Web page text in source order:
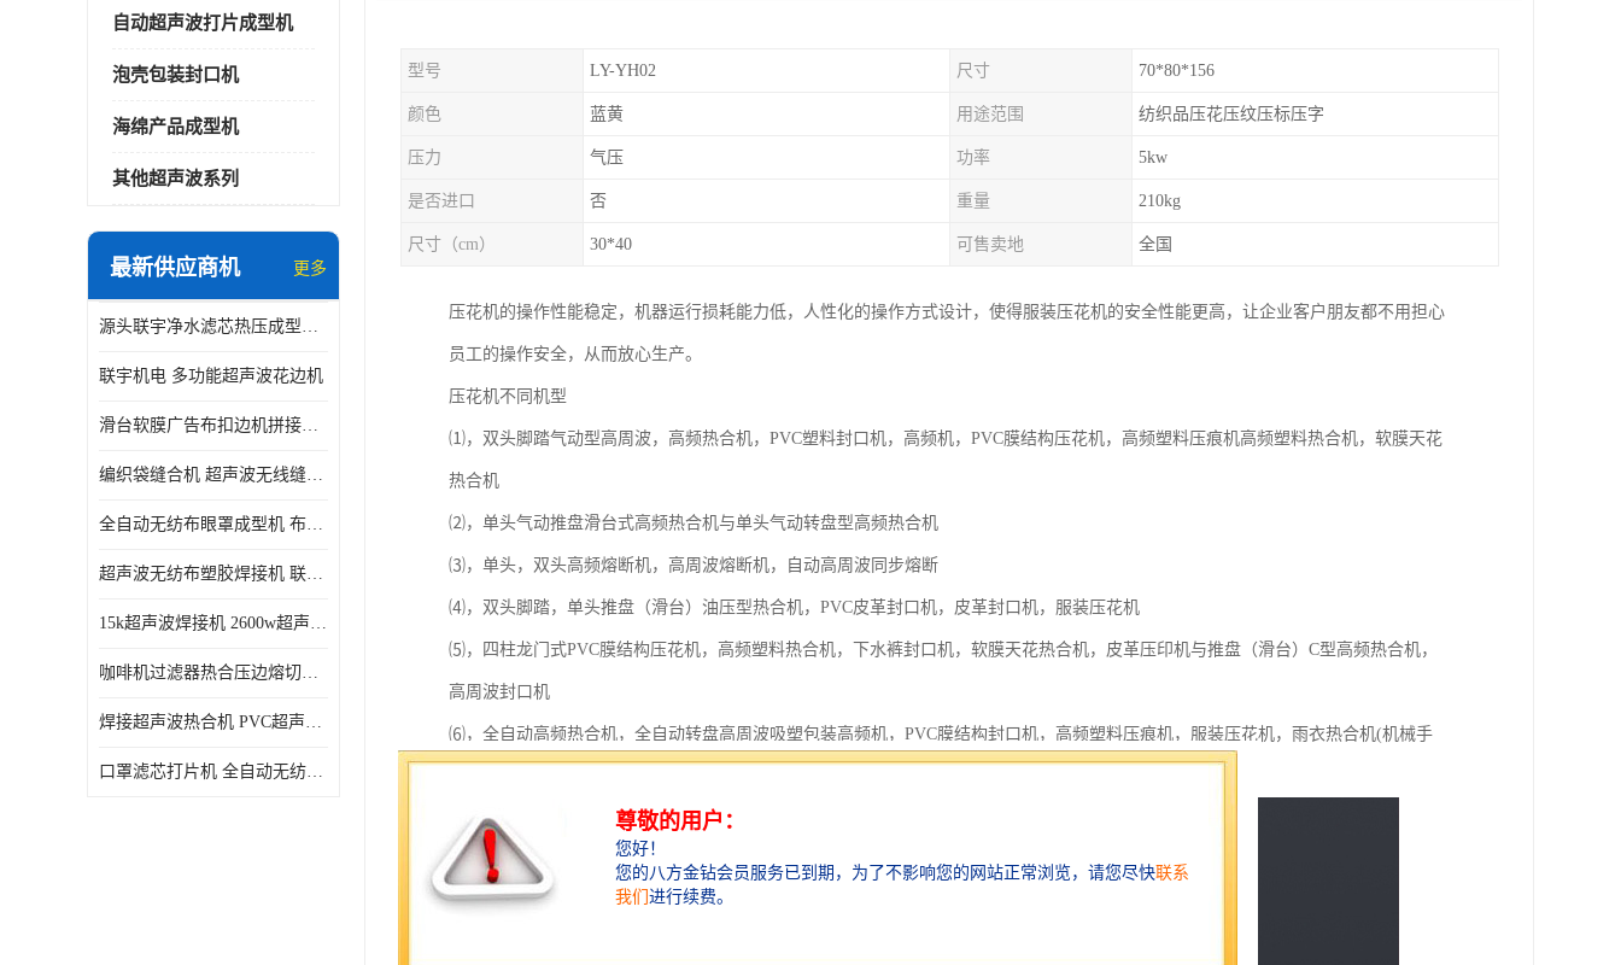
自动超声波打片成型机
泡壳包装封口机
海绵产品成型机
其他超声波系列
最新供应商机 更多
源头联宇净水滤芯热压成型机器 超声波大功率封边机
联宇机电 多功能超声波花边机
滑台软膜广告布扣边机拼接机用于焊接热合拼接作用
编织袋缝合机 超声波无线缝合机 厂家现货供应
全自动无纺布眼罩成型机 布料海绵眼罩热合切边机
超声波无纺布塑胶焊接机 联宇制造
15k超声波焊接机 2600w超声波焊接机 联宇制造
咖啡机过滤器热合压边熔切机 超声波无纺布喷胶棉热合机
焊接超声波热合机 PVC超声波焊接机 无纺布超声波设备
口罩滤芯打片机 全自动无纺布压花压标设备 多层料复合机
型号 LY-YH02 尺寸 70*80*156
颜色 蓝黄 用途范围 纺织品压花压纹压标压字
压力 气压 功率 5kw
是否进口 否 重量 210kg
尺寸（cm） 30*40 可售卖地 全国
压花机的操作性能稳定，机器运行损耗能力低，人性化的操作方式设计，使得服装压花机的安全性能更高，让企业客户朋友都不用担心
员工的操作安全，从而放心生产。
压花机不同机型
⑴，双头脚踏气动型高周波，高频热合机，PVC塑料封口机，高频机，PVC膜结构压花机，高频塑料压痕机高频塑料热合机，软膜天花
热合机
⑵，单头气动推盘滑台式高频热合机与单头气动转盘型高频热合机
⑶，单头，双头高频熔断机，高周波熔断机，自动高周波同步熔断
⑷，双头脚踏，单头推盘（滑台）油压型热合机，PVC皮革封口机，皮革封口机，服装压花机
⑸，四柱龙门式PVC膜结构压花机，高频塑料热合机，下水裤封口机，软膜天花热合机，皮革压印机与推盘（滑台）C型高频热合机，
高周波封口机
⑹，全自动高频热合机，全自动转盘高周波吸塑包装高频机，PVC膜结构封口机，高频塑料压痕机，服装压花机，雨衣热合机(机械手